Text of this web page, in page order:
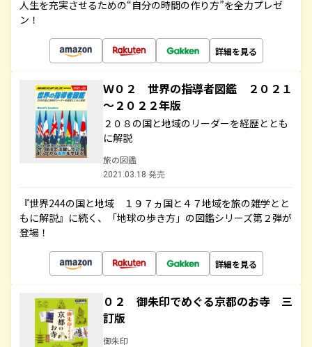
人生を充実させるための“自分の時間の作り方”を全力プレゼ
ン！
詳細を見る
Ｗ０２ 世界の指導者図鑑 ２０２１
～２０２２年版
２０８の国と地域のリーダーを経歴ととも
に解説
旅の図鑑
2021.03.18 発売
『世界244の国と地域 １９７ヵ国と４７地域を旅の雑学とと
もに解説』に続く、「地球の歩き方」の図鑑シリーズ第２弾が
登場！
詳細を見る
０２ 御朱印でめぐる京都のお寺 三
訂版
御朱印